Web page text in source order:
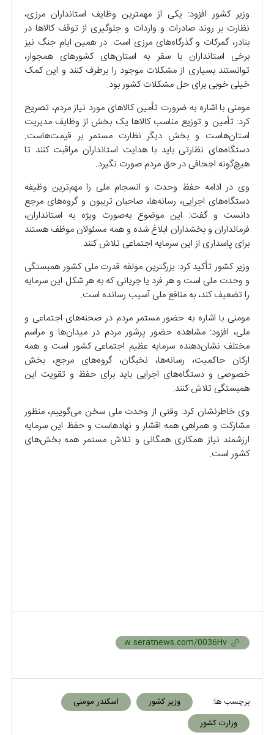
وزیر کشور افزود: یکی از مهمترین وظایف استانداران مرزی،
نظارت بر روند صادرات و واردات و جلوگیری از توقف کالاها در
بنادر، گمرکات و گذرگاه‌های مرزی است. در همین ایام جنگ نیز
برخی استانداران با سفر به استان‌های کشورهای همجوار،
توانستند بسیاری از مشکلات موجود را برطرف کنند و این کمک
خیلی خوبی برای حل مشکلات کشور بود.
مومنی با اشاره به ضرورت تأمین کالاهای مورد نیاز مردم، تصریح
کرد: تأمین و توزیع مناسب کالاها یک بخش از وظایف مدیریت
استان‌هاست و بخش دیگر نظارت مستمر بر قیمت‌هاست.
دستگاه‌های نظارتی باید با هدایت استانداران مراقبت کنند تا
هیچ‌گونه اجحافی در حق مردم صورت نگیرد.
وی در ادامه حفظ وحدت و انسجام ملی را مهم‌ترین وظیفه
دستگاه‌های اجرایی، رسانه‌ها، صاحبان تریبون و گروه‌های مرجع
دانست و گفت: این موضوع به‌صورت ویژه به استانداران،
فرمانداران و بخشداران ابلاغ شده و همه مسئولان موظف هستند
برای پاسداری از این سرمایه اجتماعی تلاش کنند.
وزیر کشور تأکید کرد: بزرگترین مولفه قدرت ملی کشور همبستگی
و وحدت ملی است و هر فرد یا جریانی که به هر شکل این سرمایه
را تضعیف کند، به منافع ملی آسیب رسانده است.
مومنی با اشاره به حضور مستمر مردم در صحنه‌های اجتماعی و
ملی، افزود: مشاهده حضور پرشور مردم در میدان‌ها و مراسم
مختلف نشان‌دهنده سرمایه عظیم اجتماعی کشور است و همه
ارکان حاکمیت، رسانه‌ها، نخبگان، گروه‌های مرجع، بخش
خصوصی و دستگاه‌های اجرایی باید برای حفظ و تقویت این
همبستگی تلاش کنند.
وی خاطرنشان کرد: وقتی از وحدت ملی سخن می‌گوییم، منظور
مشارکت و همراهی همه اقشار و نهادهاست و حفظ این سرمایه
ارزشمند نیاز همکاری همگانی و تلاش مستمر همه بخش‌های
کشور است.
برچسب ها: وزیر کشور
اسکندر مومنی
وزارت کشور